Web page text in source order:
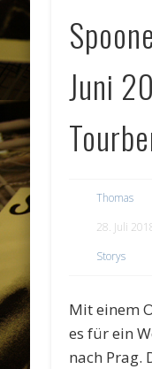
Juni
Thomas
28. Juli
Storys
Mit einem
es für ein
nach Prag.